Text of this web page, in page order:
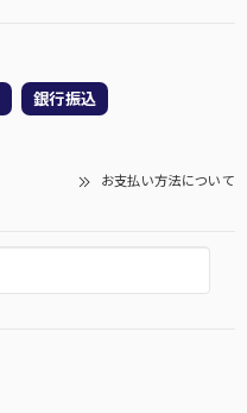
銀行振込
お支払い方法について